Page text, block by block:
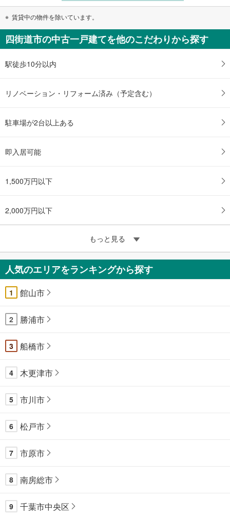
賃貸中の物件を除いています。
四街道市の中古一戸建てを他のこだわりから探す
駅徒歩10分以内
リノベーション・リフォーム済み（予定含む）
駐車場が2台以上ある
即入居可能
1,500万円以下
2,000万円以下
もっと見る
人気のエリアをランキングから探す
1 館山市
2 勝浦市
3 船橋市
4 木更津市
5 市川市
6 松戸市
7 市原市
8 南房総市
9 千葉市中央区